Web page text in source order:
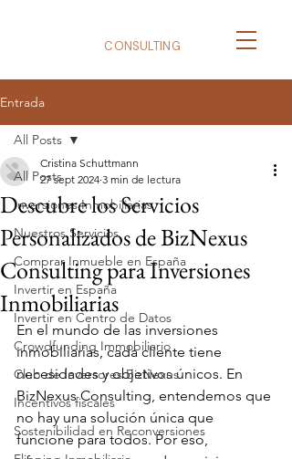
CONSULTING
Entrada
All Posts
Inversiones Inmobiliarias
Nuestros Servicios
Comprar Inmueble en España
Invertir en España
Invertir en Centro de Datos
Crowdfunding Immobiliario
Club de Inversores BizNexus
Incentivos fiscales
Sostenibilidad en Reconversiones
All Posts
Descubre los Servicios
Personalizados de BizNexus
Consulting para Inversiones
Inmobiliarias
Cristina Schuttmann
27 sept 2024 3 min de lectura
En el mundo de las inversiones
inmobiliarias, cada cliente tiene
necesidades y objetivos únicos. En
BizNexus Consulting, entendemos que
no hay una solución única que
funcione para todos. Por eso,